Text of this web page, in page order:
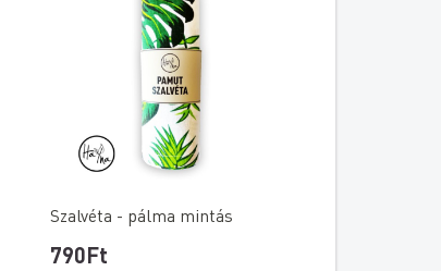
Szalvéta - pálma mintás
790Ft